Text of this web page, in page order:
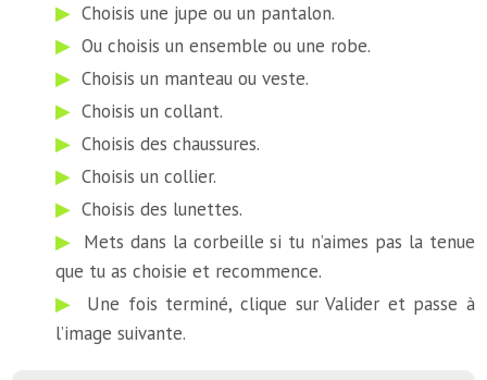
Choisis une jupe ou un pantalon.
Ou choisis un ensemble ou une robe.
Choisis un manteau ou veste.
Choisis un collant.
Choisis des chaussures.
Choisis un collier.
Choisis des lunettes.
Mets dans la corbeille si tu n’aimes pas la tenue
que tu as choisie et recommence.
Une fois terminé, clique sur Valider et passe à
l’image suivante.